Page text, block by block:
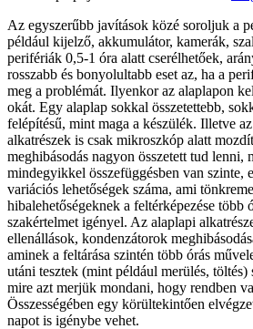
Az egyszerűbb javítások közé soroljuk a
például kijelző, akkumulátor, kamerák,
perifériák 0,5-1 óra alatt cserélhetőek,
rosszabb és bonyolultabb eset az, ha a
meg a problémát. Ilyenkor az alaplapon
okát. Egy alaplap sokkal összetettebb,
felépítésű, mint maga a készülék. Illetve
alkatrészek is csak mikroszkóp alatt
meghibásodás nagyon összetett tud lenni,
mindegyikkel összefüggésben van szinte,
variációs lehetőségek száma, ami
hibalehetőségeknek a feltérképezése több
szakértelmet igényel. Az alaplapi
ellenállások, kondenzátorok
aminek a feltárása szintén több órás
utáni tesztek (mint például merülés, töltés)
mire azt merjük mondani, hogy rendben
Összességében egy körültekintően
napot is igénybe vehet.